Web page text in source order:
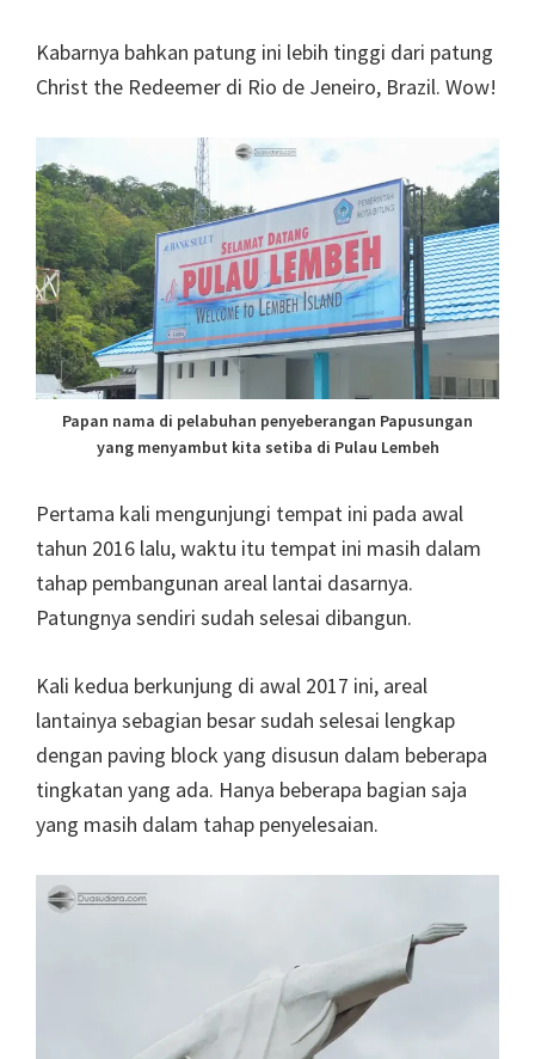
Kabarnya bahkan patung ini lebih tinggi dari patung
Christ the Redeemer di Rio de Jeneiro, Brazil. Wow!
Papan nama di pelabuhan penyeberangan Papusungan
yang menyambut kita setiba di Pulau Lembeh
Pertama kali mengunjungi tempat ini pada awal
tahun 2016 lalu, waktu itu tempat ini masih dalam
tahap pembangunan areal lantai dasarnya.
Patungnya sendiri sudah selesai dibangun.
Kali kedua berkunjung di awal 2017 ini, areal
lantainya sebagian besar sudah selesai lengkap
dengan paving block yang disusun dalam beberapa
tingkatan yang ada. Hanya beberapa bagian saja
yang masih dalam tahap penyelesaian.